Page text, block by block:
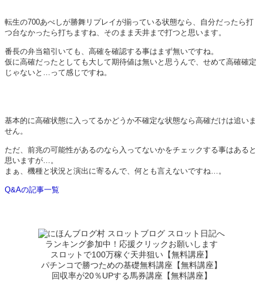
転生の700あべしが勝舞リプレイが揃っている状態なら、自分だったら打
つ台なかったら打ちますね、そのまま天井まで打つと思います。
番長の弁当箱引いても、高確を確認する事はまず無いですね。
仮に高確だったとしても大して期待値は無いと思うんで、せめて高確確定
じゃないと…って感じですね。
基本的に高確状態に入ってるかどうか不確定な状態なら高確だけは追いま
せん。
ただ、前兆の可能性があるのなら入ってないかをチェックする事はあると
思いますが…。
まぁ、機種と状況と演出に寄るんで、何とも言えないですね…。
Q&Aの記事一覧
ランキング参加中！応援クリックお願いします
スロットで100万稼ぐ天井狙い【無料講座】
パチンコで勝つための基礎無料講座【無料講座】
回収率が20％UPする馬券講座【無料講座】